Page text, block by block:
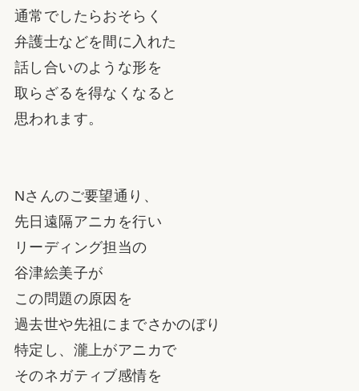
通常でしたらおそらく
弁護士などを間に入れた
話し合いのような形を
取らざるを得なくなると
思われます。
Nさんのご要望通り、
先日遠隔アニカを行い
リーディング担当の
谷津絵美子が
この問題の原因を
過去世や先祖にまでさかのぼり
特定し、瀧上がアニカで
そのネガティブ感情を